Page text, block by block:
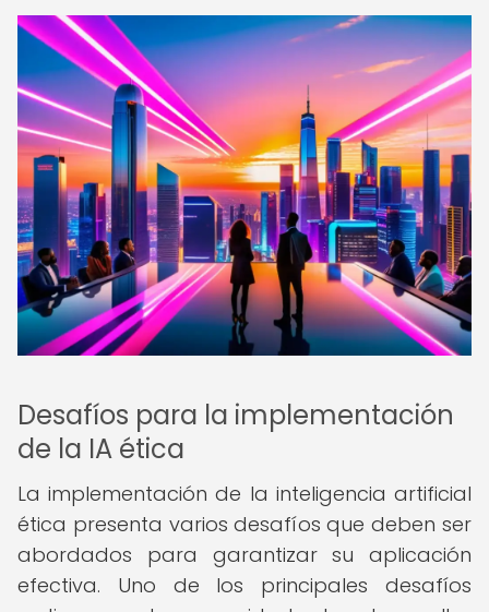
Desafíos para la implementación
de la IA ética
La implementación de la inteligencia artificial
ética presenta varios desafíos que deben ser
abordados para garantizar su aplicación
efectiva. Uno de los principales desafíos